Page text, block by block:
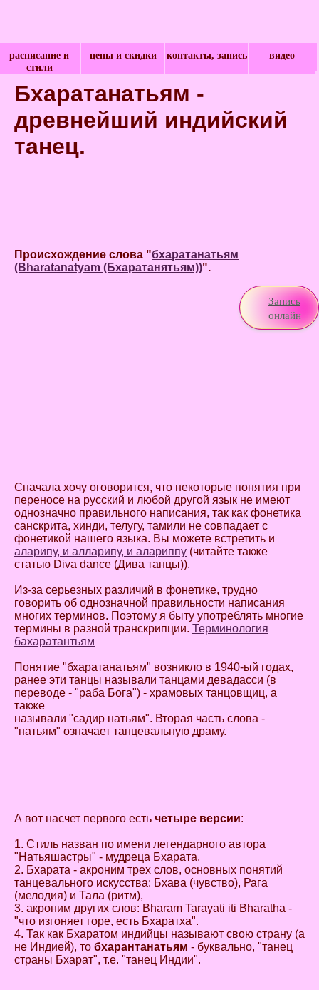
расписание и
стили
цены и скидки контакты, запись видео
Запись
онлайн
Бхаратанатьям -
древнейший индийский
танец.
Происхождение слова "бхаратанатьям
(Bharatanatyam (Бхаратанятьям))".
Сначала хочу оговорится, что некоторые понятия при
переносе на русский и любой другой язык не имеют
однозначно правильного написания, так как фонетика
санскрита, хинди, телугу, тамили не совпадает с
фонетикой нашего языка. Вы можете встретить и
аларипу, и алларипу, и алариппу (читайте также
статью Diva dance (Дива танцы)).
Из-за серьезных различий в фонетике, трудно
говорить об однозначной правильности написания
многих терминов. Поэтому я быту употреблять многие
термины в разной транскрипции. Терминология
бахаратантьям
Понятие "бхаратанатьям" возникло в 1940-ый годах,
ранее эти танцы называли танцами девадасси (в
переводе - "раба Бога") - храмовых танцовщиц, а
также
называли "садир натьям". Вторая часть слова -
"натьям" означает танцевальную драму.
А вот насчет первого есть четыре версии:
1. Стиль назван по имени легендарного автора
"Натьяшастры" - мудреца Бхарата,
2. Бхарата - акроним трех слов, основных понятий
танцевального искусства: Бхава (чувство), Рага
(мелодия) и Тала (ритм),
3. акроним других слов: Bharam Tarayati iti Bharatha -
"что изгоняет горе, есть Бхаратха".
4. Так как Бхаратом индийцы называют свою страну (а
не Индией), то бхарантанатьям - буквально, "танец
страны Бхарат", т.е. "танец Индии".